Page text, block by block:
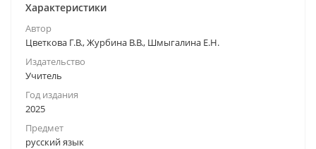
Характеристики
Автор
Цветкова Г.В., Журбина В.В., Шмыгалина Е.Н.
Издательство
Учитель
Год издания
2025
Предмет
русский язык